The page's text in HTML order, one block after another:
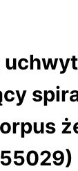
uchwyt